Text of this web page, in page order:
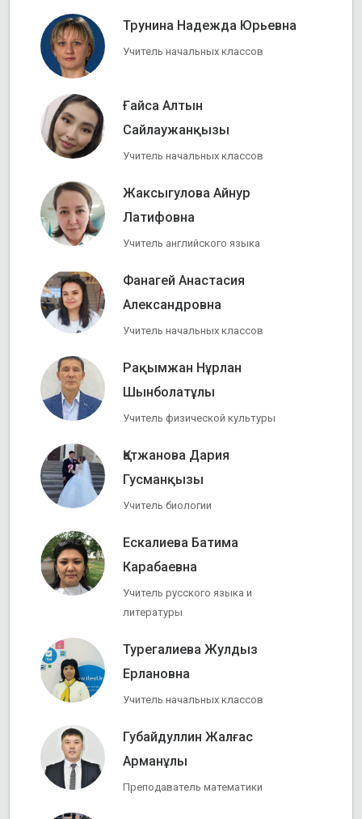
Трунина Надежда Юрьевна
Учитель начальных классов
Ғайса Алтын
Сайлаужанқызы
Учитель начальных классов
Жаксыгулова Айнур
Латифовна
Учитель английского языка
Фанагей Анастасия
Александровна
Учитель начальных классов
Рақымжан Нұрлан
Шынболатұлы
Учитель физической культуры
Қатжанова Дария
Гусманқызы
Учитель биологии
Ескалиева Батима
Карабаевна
Учитель русского языка и
литературы
Турегалиева Жулдыз
Ерлановна
Учитель начальных классов
Губайдуллин Жалғас
Арманұлы
Преподаватель математики